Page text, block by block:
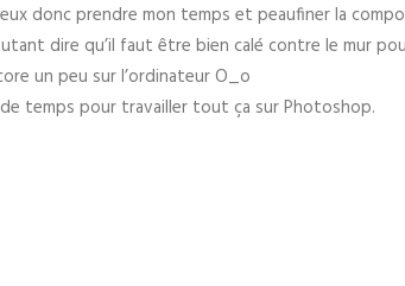
donc prendre mon temps et peaufiner la
dire qu’il faut être bien calé contre le mur
un peu sur l’ordinateur O_o
temps pour travailler tout ça sur Photoshop.